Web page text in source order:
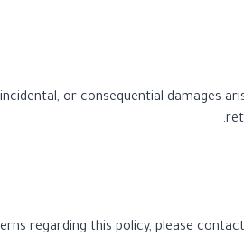
or consequential damages
regarding this policy, please